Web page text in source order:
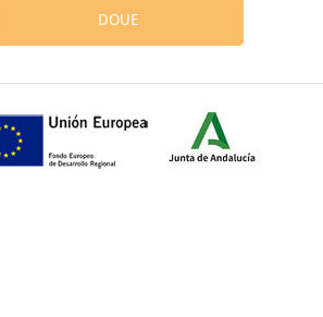
DOUE